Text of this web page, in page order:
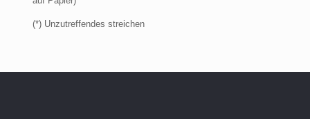
(*) Unzutreffendes streichen